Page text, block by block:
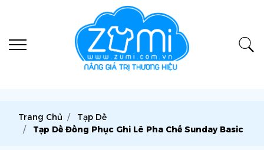
Trang Chủ
Tạp Dề
Tạp Dề Đồng Phục Ghi Lê Pha Chế Sunday Basic